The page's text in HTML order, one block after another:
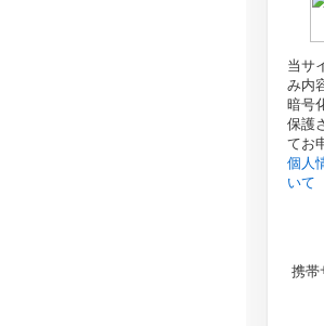
当サ
み内
暗号
保護
てお
個人
いて
携帯